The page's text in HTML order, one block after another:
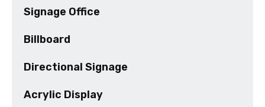
Signage Office
Billboard
Directional Signage
Acrylic Display